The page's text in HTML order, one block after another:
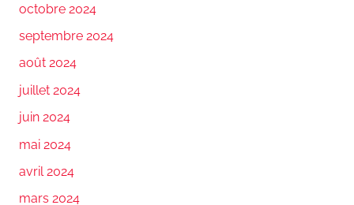
octobre 2024
septembre 2024
août 2024
juillet 2024
juin 2024
mai 2024
avril 2024
mars 2024